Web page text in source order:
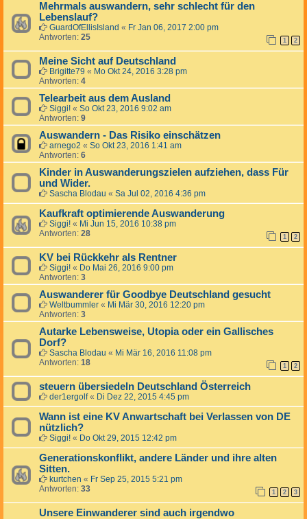
Mehrmals auswandern, sehr schlecht für den
Lebenslauf?
GuardOfEllisIsland « Fr Jan 06, 2017 2:00 pm
Antworten: 25 1 2
Meine Sicht auf Deutschland
Brigitte79 « Mo Okt 24, 2016 3:28 pm
Antworten: 4
Telearbeit aus dem Ausland
Siggi! « So Okt 23, 2016 9:02 am
Antworten: 9
Auswandern - Das Risiko einschätzen
arnego2 « So Okt 23, 2016 1:41 am
Antworten: 6
Kinder in Auswanderungszielen aufziehen, dass Für
und Wider.
Sascha Blodau « Sa Jul 02, 2016 4:36 pm
Kaufkraft optimierende Auswanderung
Siggi! « Mi Jun 15, 2016 10:38 pm
Antworten: 28 1 2
KV bei Rückkehr als Rentner
Siggi! « Do Mai 26, 2016 9:00 pm
Antworten: 3
Auswanderer für Goodbye Deutschland gesucht
Weltbummler « Mi Mär 30, 2016 12:20 pm
Antworten: 3
Autarke Lebensweise, Utopia oder ein Gallisches
Dorf?
Sascha Blodau « Mi Mär 16, 2016 11:08 pm
Antworten: 18 1 2
steuern übersiedeln Deutschland Österreich
der1ergolf« Di Dez 22, 2015 4:45 pm
Wann ist eine KV Anwartschaft bei Verlassen von DE
nützlich?
Siggi! « Do Okt 29, 2015 12:42 pm
Generationskonflikt, andere Länder und ihre alten
Sitten.
kurtchen « Fr Sep 25, 2015 5:21 pm
Antworten: 33 1 2 3
Unsere Einwanderer sind auch irgendwo